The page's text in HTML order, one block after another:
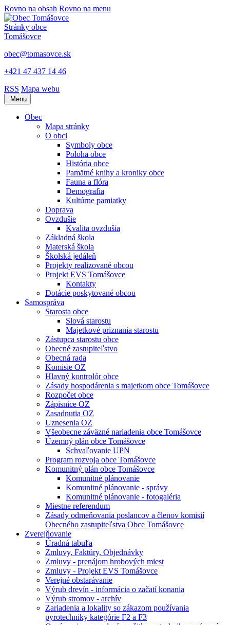
Rovno na obsah Rovno na menu
Stránky obce
Tomášovce
obec@tomasovce.sk
+421 47 437 14 46
RSS Mapa webu
Menu
Obec
Mapa stránky
O obci
Symboly obce
Poloha obce
História obce
Pamätné knihy a kroniky obce
Fauna a flóra
Demografia
Kultúrne pamiatky
Doprava
Ovzdušie
Kvalita ovzdušia
Základná škola
Materská škola
Školská jedáleň
Projekty realizované obcou
Projekt EVS Tomášovce
Kontakty
Dotácie poskytované obcou
Samospráva
Starosta obce
Slová starostu
Majetkové priznania starostu
Zástupca starostu obce
Obecné zastupiteľstvo
Obecná rada
Komisie OZ
Hlavný kontrolór obce
Zásady hospodárenia s majetkom obce Tomášovce
Rozpočet obce
Zápisnice OZ
Zasadnutia OZ
Uznesenia OZ
Všeobecne záväzné nariadenia obce Tomášovce
Územný plán obce Tomášovce
Schvaľovanie UPN
Program rozvoja obce Tomášovce
Komunitný plán obce Tomášovce
Komunitné plánovanie
Komunitné plánovanie - správy
Komunitné plánovanie - fotogaléria
Miestne referendum
Zásady odmeňovania poslancov a členov komisií
Obecného zastupiteľstva Obce Tomášovce
Zverejňovanie
Úradná tabuľa
Zmluvy, Faktúry, Objednávky
Zmluvy - prenájom hrobových miest
Zmluvy - Projekt EVS Tomášovce
Verejné obstarávanie
Výrub drevín - informácia o začatí konania
Výrub stromov - archív
Zariadenia a lokality so zákazom používania
pyrotechniky kategórie F2 a F3